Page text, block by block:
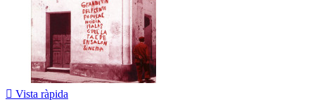
 Vista ràpida